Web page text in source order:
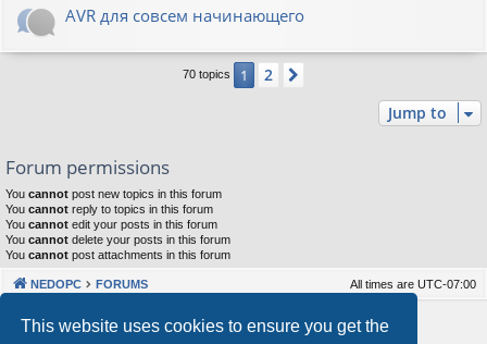
This website uses cookies to ensure you get the
AVR для совсем начинающего
70 topics 1 2
Jump to
Forum permissions
You cannot post new topics in this forum
You cannot reply to topics in this forum
You cannot edit your posts in this forum
You cannot delete your posts in this forum
You cannot post attachments in this forum
NEDOPC FORUMS All times are UTC-07:00
Powered byphpBB® Forum Software © phpBB Limited